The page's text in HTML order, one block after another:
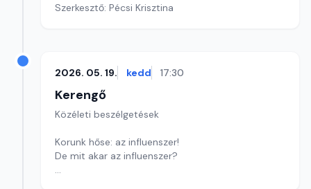
Szerkesztő: Pécsi Krisztina
2026. 05. 19. kedd 17:30
Kerengő
Közéleti beszélgetések
Korunk hőse: az influenszer!
De mit akar az influenszer?